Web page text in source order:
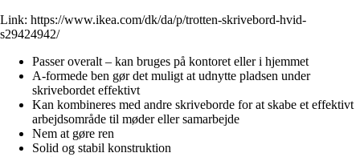
Link: https://www.ikea.com/dk/da/p/trotten-skrivebord-hvid-
s29424942/
Passer overalt – kan bruges på kontoret eller i hjemmet
A-formede ben gør det muligt at udnytte pladsen under
skrivebordet effektivt
Kan kombineres med andre skriveborde for at skabe et effektivt
arbejdsområde til møder eller samarbejde
Nem at gøre ren
Solid og stabil konstruktion